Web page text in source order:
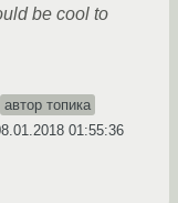
be cool to
автор топика
01:55:36